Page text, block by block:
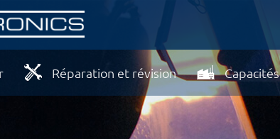
Réparation et révision Capacités